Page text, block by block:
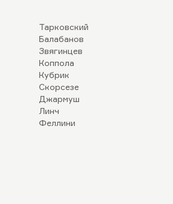
Тарковский
Балабанов
Звягинцев
Коппола
Кубрик
Скорсезе
Джармуш
Линч
Феллини